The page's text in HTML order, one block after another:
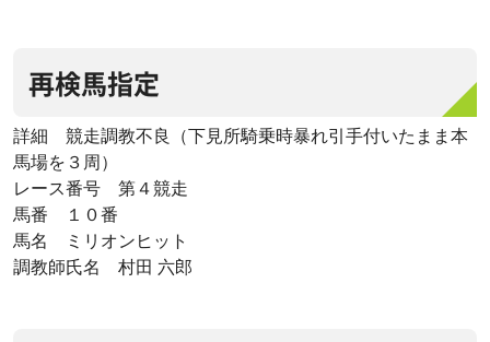
再検馬指定
詳細 競走調教不良（下見所騎乗時暴れ引手付いたまま本
馬場を３周）
レース番号 第４競走
馬番 １０番
馬名 ミリオンヒット
調教師氏名 村田 六郎